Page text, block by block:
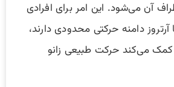
آن می‌شود. این امر برای افرادی
دامنه حرکتی محدودی دارند،
می‌کند حرکت طبیعی زانو